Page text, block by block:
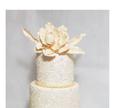
עוגת חתונה מלכותית
התקשר/י